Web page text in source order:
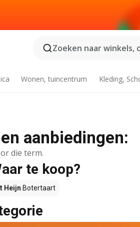
Zoeken naar winkels,
Wonen, tuincentrum Kleding,
aanbiedingen:
die term.
te koop?
Heijn Botertaart